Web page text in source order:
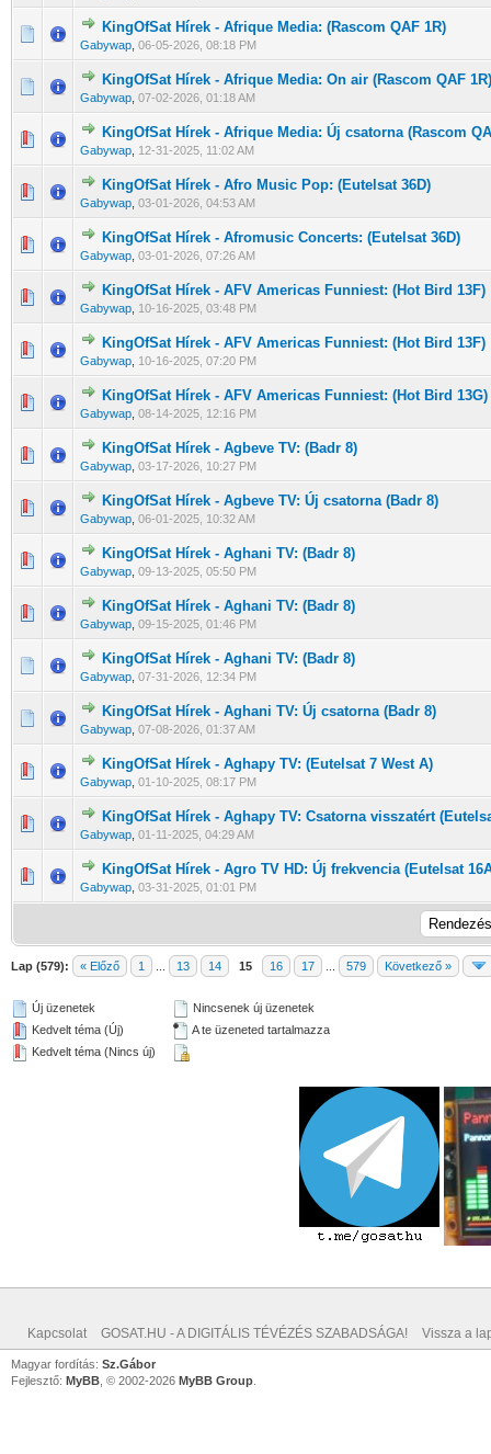
KingOfSat Hírek - Afrique Media: (Rascom QAF 1R)
Gabywap 06-05-2026, 08:18 PM
0 Szavazat - 0 / 5 átlagban
12345
KingOfSat Hírek - Afrique Media: On air (Rascom QAF 1R)
Gabywap 07-02-2026, 01:18 AM
0 Szavazat - 0 / 5 átlagban
12345
KingOfSat Hírek - Afrique Media: Új csatorna (Rascom
Gabywap 12-31-2025, 11:02 AM
0 Szavazat - 0 / 5 átlagban
12345
KingOfSat Hírek - Afro Music Pop: (Eutelsat 36D)
Gabywap 03-01-2026, 04:53 AM
0 Szavazat - 0 / 5 átlagban
12 345
KingOfSat Hírek - Afromusic Concerts: (Eutelsat 36D)
Gabywap 03-01-2026, 07:26 AM
0 Szavazat - 0 / 5 átlagban
12345
KingOfSat Hírek - AFV Americas Funniest: (Hot Bird 13F)
Gabywap 10-16-2025, 03:48 PM
0 Szavazat - 0 / 5 átlagban
12 345
KingOfSat Hírek - AFV Americas Funniest: (Hot Bird 13F)
Gabywap 10-16-2025, 07:20 PM
0 Szavazat - 0 / 5 átlagban
12 345
KingOfSat Hírek - AFV Americas Funniest: (Hot Bird 13G)
Gabywap 08-14-2025, 12:16 PM
0 Szavazat - 0 / 5 átlagban
12 345
KingOfSat Hírek - Agbeve TV: (Badr 8)
Gabywap 03-17-2026, 10:27 PM
0 Szavazat - 0 / 5 átlagban
12345
KingOfSat Hírek - Agbeve TV: Új csatorna (Badr 8)
Gabywap 06-01-2025, 10:32 AM
0 Szavazat - 0 / 5 átlagban
12345
KingOfSat Hírek - Aghani TV: (Badr 8)
Gabywap 09-13-2025, 05:50 PM
0 Szavazat - 0 / 5 átlagban
1234 5
KingOfSat Hírek - Aghani TV: (Badr 8)
Gabywap 09-15-2025, 01:46 PM
0 Szavazat - 0 / 5 átlagban
1234 5
KingOfSat Hírek - Aghani TV: (Badr 8)
Gabywap 07-31-2026, 12:34 PM
0 Szavazat - 0 / 5 átlagban
1234 5
KingOfSat Hírek - Aghani TV: Új csatorna (Badr 8)
Gabywap 07-08-2026, 01:37 AM
0 Szavazat - 0 / 5 átlagban
1234 5
KingOfSat Hírek - Aghapy TV: (Eutelsat 7 West A)
Gabywap 01-10-2025, 08:17 PM
0 Szavazat - 0 / 5 átlagban
12345
KingOfSat Hírek - Aghapy TV: Csatorna visszatért
Gabywap 01-11-2025, 04:29 AM
0 Szavazat - 0 / 5 átlagban
12345
KingOfSat Hírek - Agro TV HD: Új frekvencia (Eutelsat
Gabywap 03-31-2025, 01:01 PM
0 Szavazat - 0 / 5 átlagban
123 4 5
Lap (579): « Előző 1 13 14 15 16 17 579 Következő »
Új üzenetek
Kedvelt téma (Új)
Kedvelt téma (Nincs új)
Nincsenek új üzenetek
A te üzeneted tartalmazza
Kapcsolat GOSAT.HU - A DIGITÁLIS TÉVÉZÉS SZABADSÁGA! Vissza a
Magyar fordítás: Sz.Gábor
Fejlesztő: MyBB , © 2002-2026 MyBB Group